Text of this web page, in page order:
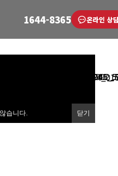
습니다. 닫기
1644-8365 온라인 상